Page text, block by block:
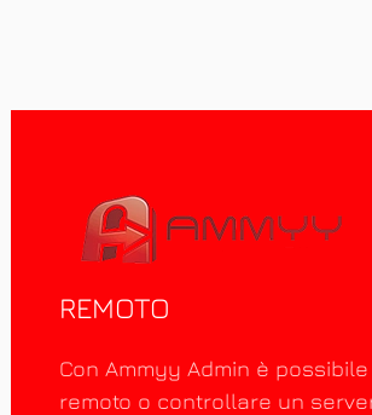
REMOTO
Con Ammyy Admin è
remoto o controllare un